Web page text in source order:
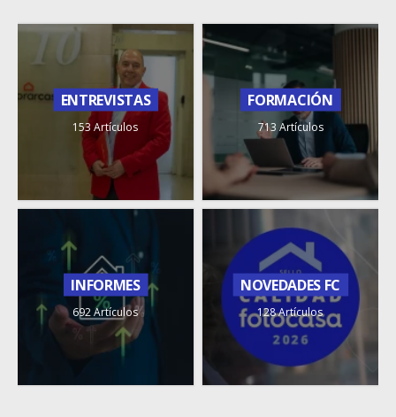
ENTREVISTAS
153 Artículos
FORMACIÓN
713 Artículos
INFORMES
692 Artículos
NOVEDADES FC
128 Artículos